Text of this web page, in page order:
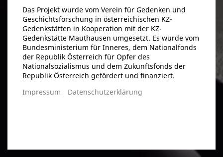
Das Projekt wurde vom Verein für Gedenken und
Geschichtsforschung in österreichischen KZ-
Gedenkstätten in Kooperation mit der KZ-
Gedenkstätte Mauthausen umgesetzt. Es wurde vom
Bundesministerium für Inneres, dem Nationalfonds
der Republik Österreich für Opfer des
Nationalsozialismus und dem Zukunftsfonds der
Republik Österreich gefördert und finanziert.
Impressum
Datenschutzerklärung